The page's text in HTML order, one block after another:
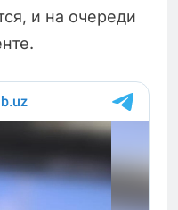
и на очереди